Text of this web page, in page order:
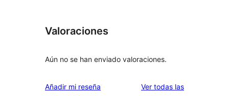
Valoraciones
Aún no se han enviado valoraciones.
Añadir mi reseña Ver todas lasvaloraciones